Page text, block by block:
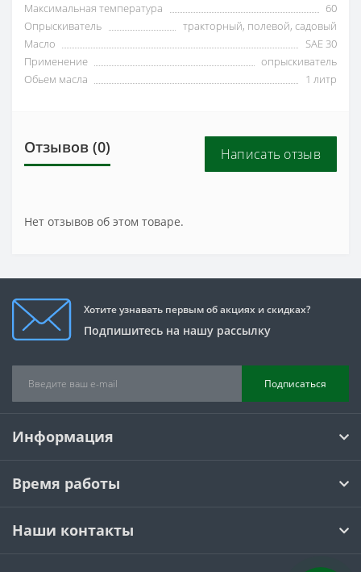
Максимальная температура
60
Опрыскиватель
тракторный, полевой, садовый
Масло
SAE 30
Применение
опрыскиватель
Обьем масла
1 литр
Отзывов (0) Написать отзыв
Нет отзывов об этом товаре.
Хотите узнавать первым об акциях и скидках?
Подпишитесь на нашу рассылку
Подписаться
Информация
Время работы
Наши контакты